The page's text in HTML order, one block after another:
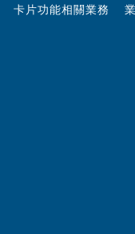
卡片功能相關業務